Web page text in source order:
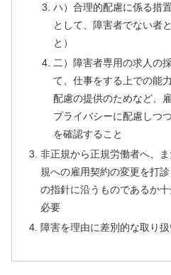
ハ）合理的配慮に係る措
として、障害者でない者
と）
二）障害者専用の求人の
て、仕事をする上での能
配慮の提供のためなど、
プライバシーに配慮しつ
を確認すること
非正規から正規労働者へ、
規への雇用契約の変更を打
の指針に沿うものであるか
必要
障害を理由に差別的な取り